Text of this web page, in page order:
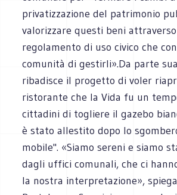
privatizzazione del patrimonio
valorizzare questi beni
regolamento di uso civico che
comunità di gestirli».Da parte
ribadisce il progetto di voler
ristorante che la Vida fu un
cittadini di togliere il gazebo
è stato allestito dopo lo
mobile". «Siamo sereni e siamo
dagli uffici comunali, che ci
la nostra interpretazione»,